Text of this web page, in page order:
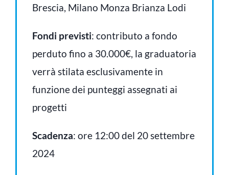
Brescia, Milano Monza Brianza Lodi
Fondi previsti: contributo a fondo
perduto fino a 30.000€, la graduatoria
verrà stilata esclusivamente in
funzione dei punteggi assegnati ai
progetti
Scadenza: ore 12:00 del 20 settembre
2024